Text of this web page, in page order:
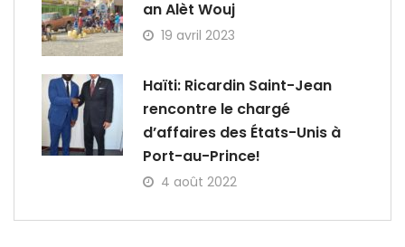
an Alèt Wouj
19 avril 2023
Haïti: Ricardin Saint-Jean
rencontre le chargé
d’affaires des États-Unis à
Port-au-Prince!
4 août 2022